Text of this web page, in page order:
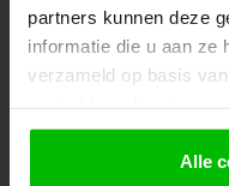
partners kunnen deze
informatie die u aan ze
verzameld op basis
gebruiken.
Alle